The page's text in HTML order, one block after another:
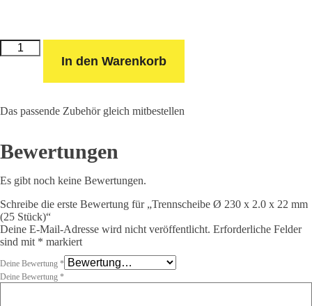
Trennscheibe
mm
(25
In den Warenkorb
Das passende Zubehör gleich mitbestellen
Bewertungen
Es gibt noch keine Bewertungen.
Schreibe die erste Bewertung für „Trennscheibe Ø 230 x 2.0 x 22 mm
(25 Stück)“
Deine E-Mail-Adresse wird nicht veröffentlicht. Erforderliche Felder
sind mit * markiert
Deine Bewertung *
Deine Bewertung *